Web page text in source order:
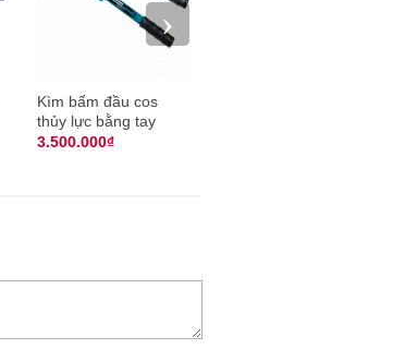
Kìm bấm đầu cos
thủy lực bằng tay
ZUPPER KDG-200
3.500.000₫
›